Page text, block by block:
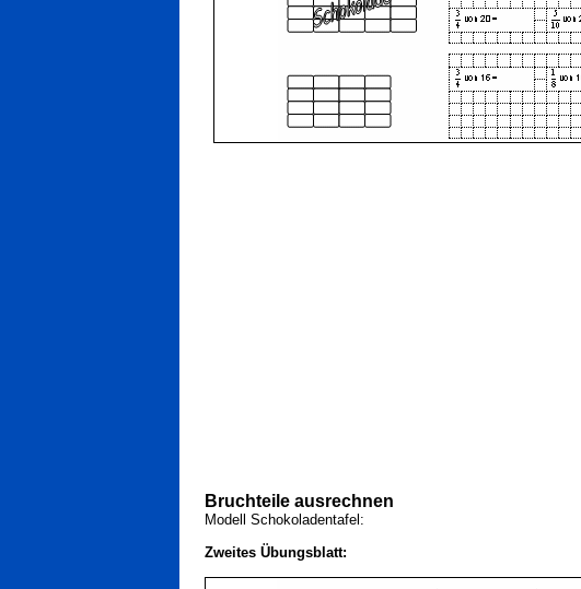
Bruchteile ausrechnen
Modell Schokoladentafel:
Zweites Übungsblatt: